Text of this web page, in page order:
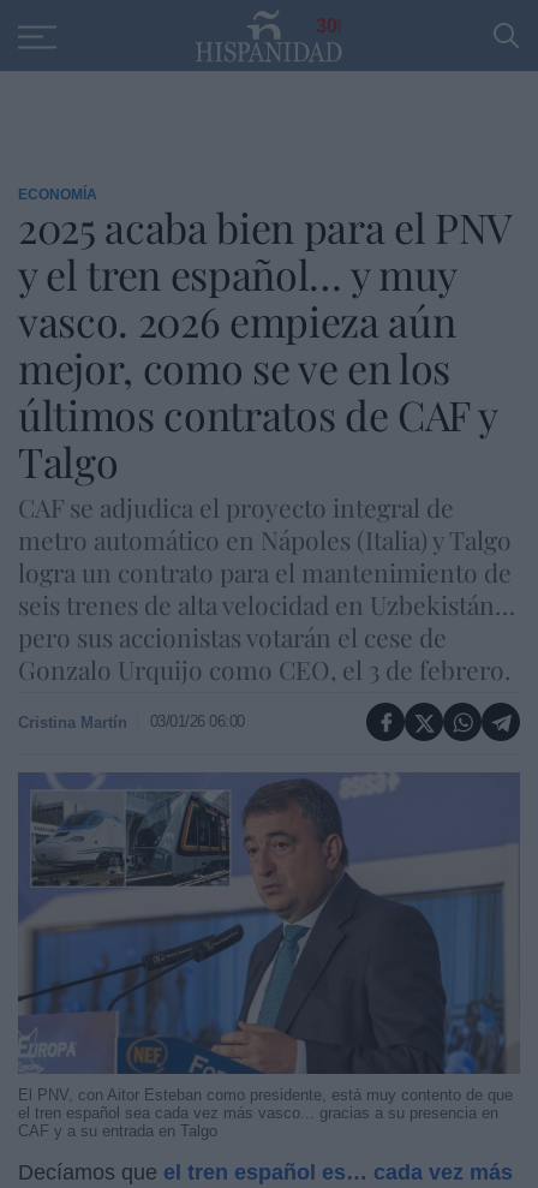
30
ECONOMÍA
2025 acaba bien para el PNV
y el tren español… y muy
vasco. 2026 empieza aún
mejor, como se ve en los
últimos contratos de CAF y
Talgo
CAF se adjudica el proyecto integral de
metro automático en Nápoles (Italia) y Talgo
logra un contrato para el mantenimiento de
seis trenes de alta velocidad en Uzbekistán…
pero sus accionistas votarán el cese de
Gonzalo Urquijo como CEO, el 3 de febrero.
Cristina Martín 03/01/26 06:00
El PNV, con Aitor Esteban como presidente, está muy contento de que
el tren español sea cada vez más vasco... gracias a su presencia en
CAF y a su entrada en Talgo
Decíamos que el tren español es… cada vez más